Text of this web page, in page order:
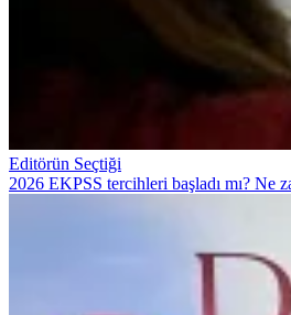
Editörün Seçtiği
2026 EKPSS tercihleri başladı mı? Ne